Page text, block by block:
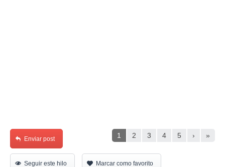
1 2 3 4 5 › »
Enviar post
Seguir este hilo Marcar como favorito